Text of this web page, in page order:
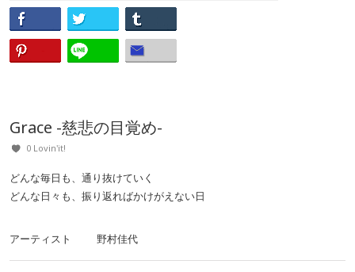
Grace -慈悲の目覚め-
0 Lovin'it!
どんな毎日も、通り抜けていく
どんな日々も、振り返ればかけがえない日
アーティスト 野村佳代